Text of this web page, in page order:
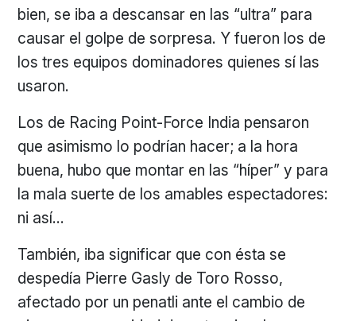
bien, se iba a descansar en las “ultra” para
causar el golpe de sorpresa. Y fueron los de
los tres equipos dominadores quienes sí las
usaron.
Los de Racing Point-Force India pensaron
que asimismo lo podrían hacer; a la hora
buena, hubo que montar en las “híper” y para
la mala suerte de los amables espectadores:
ni así…
También, iba significar que con ésta se
despedía Pierre Gasly de Toro Rosso,
afectado por un penatli ante el cambio de